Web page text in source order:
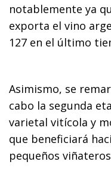
notablemente ya
exporta el vino
127 en el último
Asimismo, se
cabo la segunda
varietal vitícola y
que beneficiará
pequeños